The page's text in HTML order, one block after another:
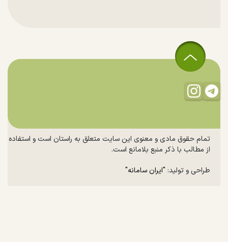
تمام حقوق مادی و معنوی این سایت متعلق به راستان است و استفاده
از مطالب با ذکر منبع بلامانع است.
طراحی و تولید: "ایران سامانه"